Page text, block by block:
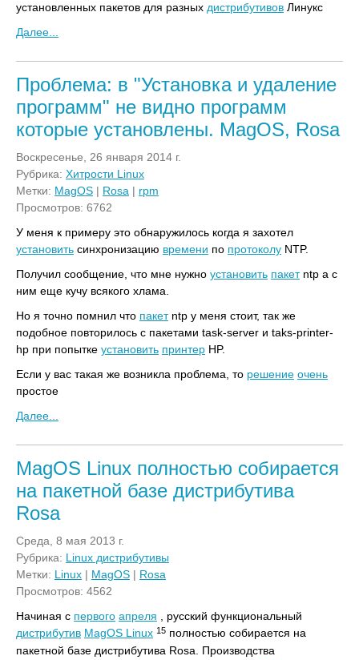
установленных пакетов для разных дистрибутивов Линукс
Далее...
Проблема: в "Установка и удаление
программ" не видно программ
которые установлены. MagOS, Rosa
Воскресенье, 26 января 2014 г.
Рубрика: Хитрости Linux
Метки: MagOS | Rosa | rpm
Просмотров: 6762
У меня к примеру это обнаружилось когда я захотел
установить синхронизацию времени по протоколу NTP.
Получил сообщение, что мне нужно установить пакетntp а с
ним еще кучу всякого хлама.
Но я точно помнил что пакетntp у меня стоит, так же
подобное повторилось с пакетами task-server и taks-printer-
hp при попытке установить принтер HP.
Если у вас такая же возникла проблема, то решение очень
простое
Далее...
MagOS Linux полностью собирается
на пакетной базе дистрибутива
Rosa
Среда, 8 мая 2013 г.
Рубрика: Linux дистрибутивы
Метки: Linux | MagOS | Rosa
Просмотров: 4562
Начиная с первого апреля , русский функциональный
дистрибутив MagOS Linux 15 полностью собирается на
пакетной базе дистрибутива Rosa. Производства